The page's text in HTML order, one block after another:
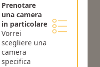
Prenotare
una camera
in particolare
Vorrei
scegliere una
camera
specifica